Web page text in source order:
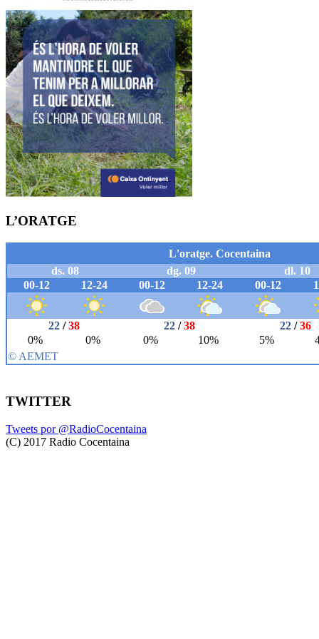
L’ORATGE
TWITTER
Tweets por @RadioCocentaina
(C) 2017 Radio Cocentaina